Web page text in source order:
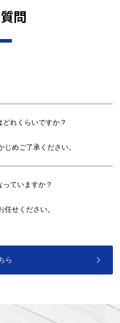
問
れくらいですか？
めご了承ください。
ていますか？
せください。
ら